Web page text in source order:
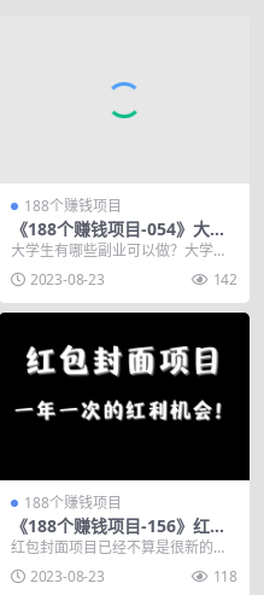
188个赚钱项目
《188个赚钱项目-054》大学
生复习资料公众号玩法，批量
起号月入5w+【玩法分享】
大学生有哪些副业可以做？大学生
能做的副业挺多的，像发传单、驾
校代理、服务员、快递...
2023-08-23 142
188个赚钱项目
《188个赚钱项目-156》红包
封面项目，一年一次的红利机
红包封面项目已经不算是很新的项
目了，但它还是值得去操作的，每
当快过年的时候，红包...
2023-08-23 118